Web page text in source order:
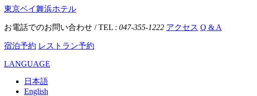
東京ベイ舞浜ホテル
お電話でのお問い合わせ / TEL : 047-355-1222 アクセス Q & A
宿泊予約 レストラン予約
LANGUAGE
日本語
English